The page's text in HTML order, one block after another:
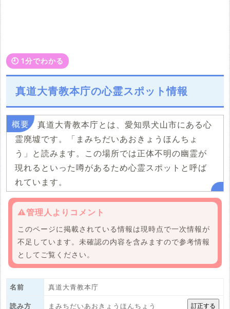
🕘️ 1分でわかる
真道大青教本庁の心霊スポット情報
真道大青教本庁とは、愛知県犬山市にある心
霊廃墟です。「まみちだいあおきょうほんちょ
う」と読みます。この場所では正体不明の幽霊が
現れるといった噂があるため心霊スポットと呼ば
れています。
⚠️管理人よりコメント
このページに掲載されている情報は現時点で一次情報が
不足しています。未確認の内容を含みますので参考情報
としてご覧ください。
名前 真道大青教本庁
読み方 まみちだいあおきょうほんちょう